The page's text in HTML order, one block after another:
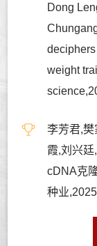
Dong
weight
李芳君,樊
霞,刘兴
cDNA克
种业